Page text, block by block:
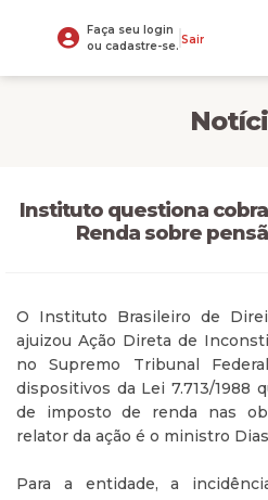
Faça seu login
ou cadastre-se. Sair
Instituto questiona
Renda sobre
O Instituto Brasileiro de
ajuizou Ação Direta de
no Supremo Tribunal
dispositivos da Lei 7.713/1988
de imposto de renda nas
relator da ação é o ministro
Para a entidade, a